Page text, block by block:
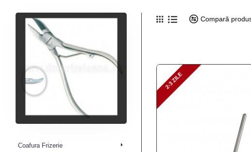
Coafura Frizerie
Compară
2-3 ZILE
2-3 ZILE